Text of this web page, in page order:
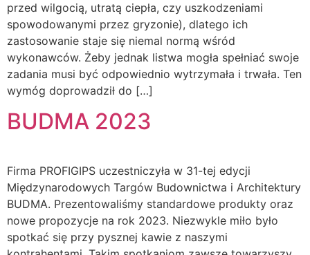
przed wilgocią, utratą ciepła, czy uszkodzeniami
spowodowanymi przez gryzonie), dlatego ich
zastosowanie staje się niemal normą wśród
wykonawców. Żeby jednak listwa mogła spełniać swoje
zadania musi być odpowiednio wytrzymała i trwała. Ten
wymóg doprowadził do […]
BUDMA 2023
Firma PROFIGIPS uczestniczyła w 31-tej edycji
Międzynarodowych Targów Budownictwa i Architektury
BUDMA. Prezentowaliśmy standardowe produkty oraz
nowe propozycje na rok 2023. Niezwykle miło było
spotkać się przy pysznej kawie z naszymi